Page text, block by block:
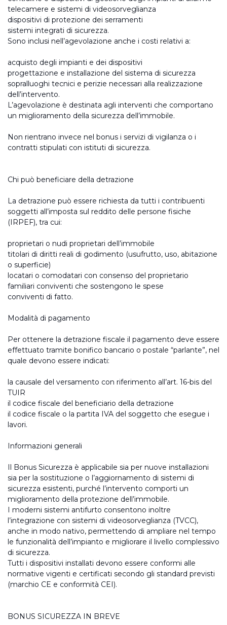
telecamere e sistemi di videosorveglianza
dispositivi di protezione dei serramenti
sistemi integrati di sicurezza.
Sono inclusi nell’agevolazione anche i costi relativi a:
acquisto degli impianti e dei dispositivi
progettazione e installazione del sistema di sicurezza
sopralluoghi tecnici e perizie necessari alla realizzazione
dell’intervento.
L’agevolazione è destinata agli interventi che comportano
un miglioramento della sicurezza dell’immobile.
Non rientrano invece nel bonus i servizi di vigilanza o i
contratti stipulati con istituti di sicurezza.
Chi può beneficiare della detrazione
La detrazione può essere richiesta da tutti i contribuenti
soggetti all’imposta sul reddito delle persone fisiche
(IRPEF), tra cui:
proprietari o nudi proprietari dell’immobile
titolari di diritti reali di godimento (usufrutto, uso, abitazione
o superficie)
locatari o comodatari con consenso del proprietario
familiari conviventi che sostengono le spese
conviventi di fatto.
Modalità di pagamento
Per ottenere la detrazione fiscale il pagamento deve essere
effettuato tramite bonifico bancario o postale “parlante”, nel
quale devono essere indicati:
la causale del versamento con riferimento all’art. 16-bis del
TUIR
il codice fiscale del beneficiario della detrazione
il codice fiscale o la partita IVA del soggetto che esegue i
lavori.
Informazioni generali
Il Bonus Sicurezza è applicabile sia per nuove installazioni
sia per la sostituzione o l’aggiornamento di sistemi di
sicurezza esistenti, purché l’intervento comporti un
miglioramento della protezione dell’immobile.
I moderni sistemi antifurto consentono inoltre
l’integrazione con sistemi di videosorveglianza (TVCC),
anche in modo nativo, permettendo di ampliare nel tempo
le funzionalità dell’impianto e migliorare il livello complessivo
di sicurezza.
Tutti i dispositivi installati devono essere conformi alle
normative vigenti e certificati secondo gli standard previsti
(marchio CE e conformità CEI).
BONUS SICUREZZA IN BREVE